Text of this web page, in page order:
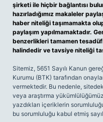
şirketi ile hiçbir bağlantısı
hazırladığımız makaleler
haber niteliği taşımamakta
paylaşım yapılmamaktadır.
benzerlikleri tamamen
halindedir ve tavsiye niteliği
Sitemiz, 5651 Sayılı Kanun
Kurumu (BTK) tarafından
vermektedir. Bu nedenle,
veya araştırma
yazdıkları içeriklerin
bu sorumluluğu kabul etmiş